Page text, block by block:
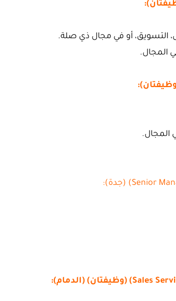
التسويق، أو في مجال ذي صلة.
المجال.
المجال.